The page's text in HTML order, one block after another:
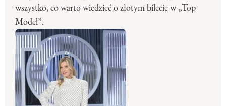
wszystko, co warto wiedzieć o złotym bilecie w „Top
Model”.